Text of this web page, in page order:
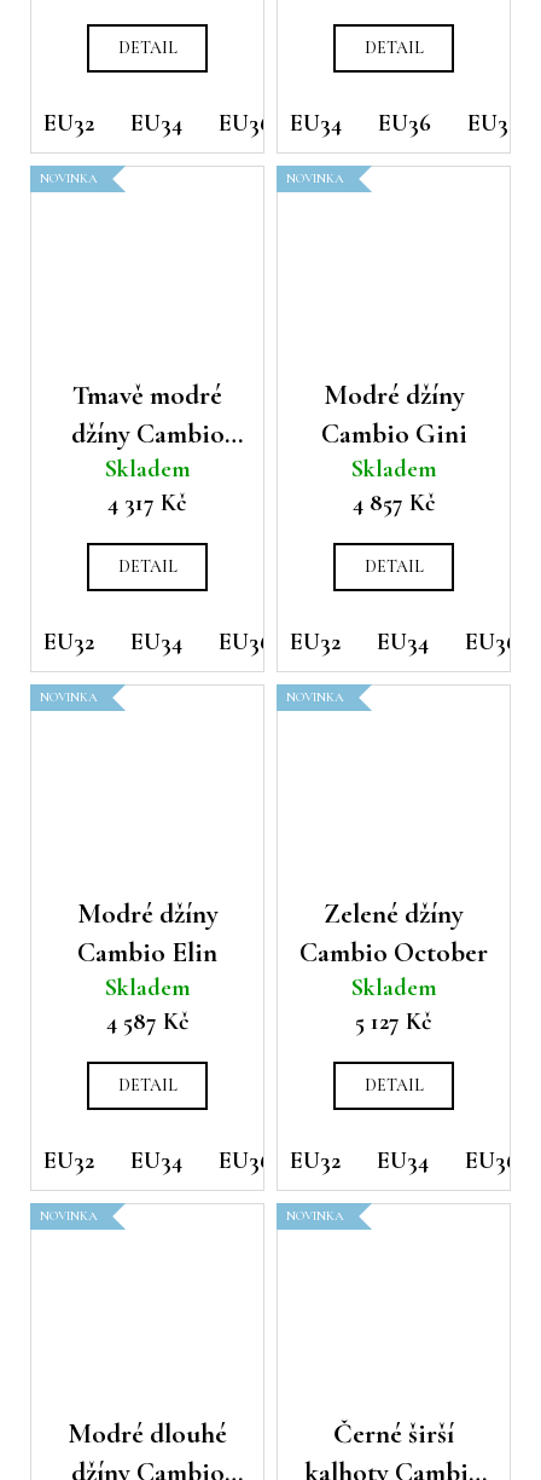
DETAIL
EU32 EU34 EU36 EU38 EU40 EU42
DETAIL
EU34 EU36 EU38
NOVINKA
Tmavě modré
džíny Cambio
Piper long
Skladem
4 317 Kč
DETAIL
EU32 EU34 EU36 EU38 EU40 EU42
NOVINKA
Modré džíny
Cambio Gini
Skladem
4 857 Kč
DETAIL
EU32 EU34 EU36
NOVINKA
Modré džíny
Cambio Elin
Skladem
4 587 Kč
DETAIL
EU32 EU34 EU36 EU38 EU40 EU44
NOVINKA
Zelené džíny
Cambio October
Skladem
5 127 Kč
DETAIL
EU32 EU34 EU36
NOVINKA
Modré dlouhé
džíny Cambio
NOVINKA
Černé širší
kalhoty Cambio